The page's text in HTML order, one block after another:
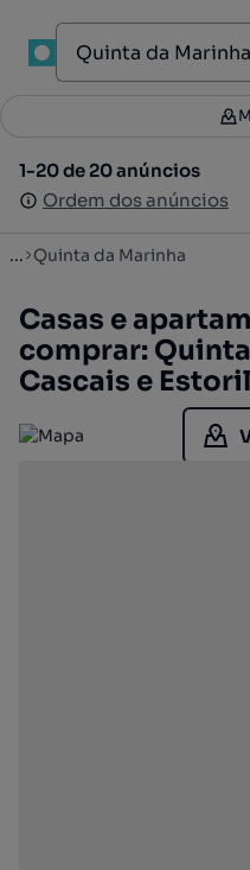
1-20 de 20 anúncios
Ordem dos anúncios
1-20 de 20 anúncios
Ordem dos anúncios
... Quinta da Marinha
Casas e
comprar:
Cascais e